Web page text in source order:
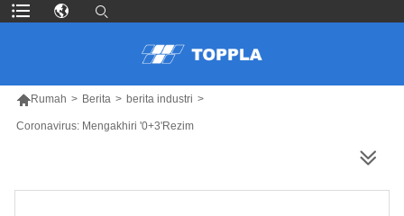
Rumah > Berita > berita industri >
Coronavirus: Mengakhiri '0+3'Rezim